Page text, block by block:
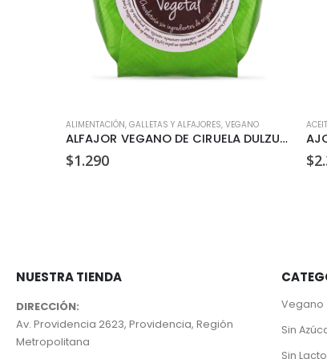
ALIMENTACIÓN, GALLETAS Y ALFAJORES, VEGANO
ALFAJOR VEGANO DE CIRUELA DULZURA VEGETAL 35GR
$1.290 $
NUESTRA TIENDA
DIRECCIÓN:
Av. Providencia 2623, Providencia, Región
Metropolitana
Vegano
Sin
Sin